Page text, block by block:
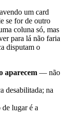
um card
se for de outro
coluna só, mas
para lá não faria
disputam o
aparecem — não
desabilitada; na
lugar é a